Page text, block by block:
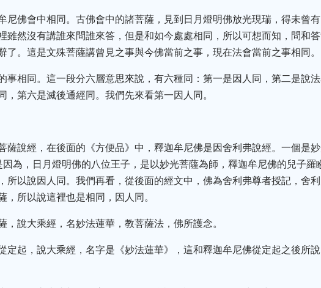
尼佛會中相同。古佛會中的諸菩薩，見到日月燈明佛放光現瑞，得未曾
雖然沒有講誰來問誰來答，但是和如今處處相同，所以可想而知，問和
了。這是文殊菩薩講曾見之事與今佛當前之事，現在法會當前之事相同。
事相同。這一段分六層意思來說，有六種同：第一是因人同，第二是說
第六是滅後通經同。我們先來看第一因人同。
薩說經，在後面的《方便品》中，釋迦牟尼佛是因舍利弗說經。一個是妙
為，日月燈明佛的八位王子，是以妙光菩薩為師，釋迦牟尼佛的兒子羅
所以說因人同。我們再看，從後面的經文中，佛為舍利弗尊者授記，舍
所以說這裡也是相同，因人同。
說大乘經，名妙法蓮華，教菩薩法，佛所護念。
定起，說大乘經，名字是《妙法蓮華》，這和釋迦牟尼佛從定起之後所